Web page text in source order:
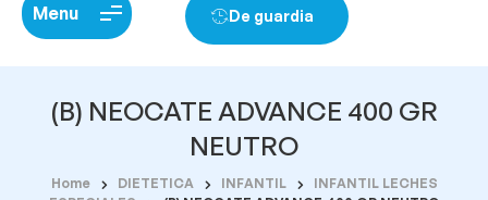
Menu De guardia
(B) NEOCATE ADVANCE 400 GR
NEUTRO
Home DIETETICA INFANTIL
INFANTIL LECHES